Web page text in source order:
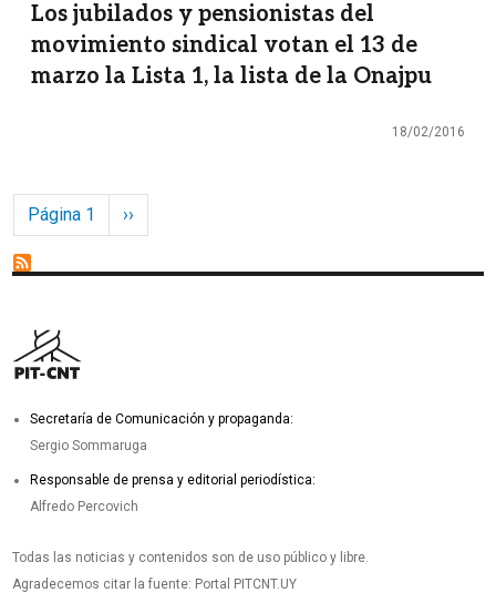
Los jubilados y pensionistas del
movimiento sindical votan el 13 de
marzo la Lista 1, la lista de la Onajpu
18/02/2016
Paginación
Página 1 Siguiente página
››
Secretaría de Comunicación y propaganda:
Sergio Sommaruga
Responsable de prensa y editorial periodística:
Alfredo Percovich
Todas las noticias y contenidos son de uso público y libre.
Agradecemos citar la fuente: Portal PITCNT.UY